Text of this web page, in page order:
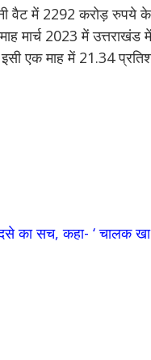
वैट में 2292 करोड़ रुपये के
माह मार्च 2023 में
एक माह में 21.34
का सच, कहा- ‘ चालक